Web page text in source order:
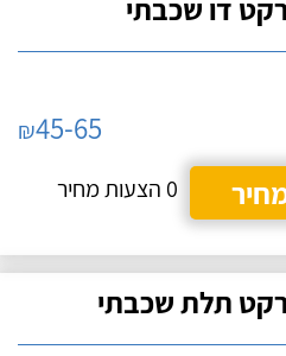
דו שכבתי
₪45-65
0 הצעות מחיר
תלת שכבתי